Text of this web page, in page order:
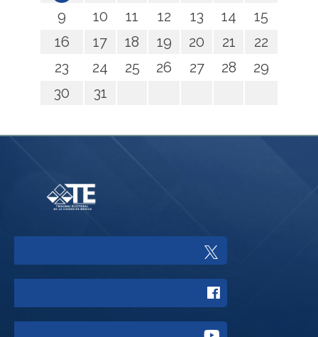
9
10 11 12 13 14
15
16
17 18 19 20 21
22
23
24 25 26 27 28
29
30
31
a
Twitter
a